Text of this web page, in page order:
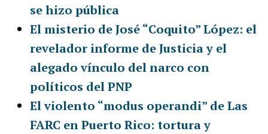
se hizo pública
El misterio de José “Coquito” López: el
revelador informe de Justicia y el
alegado vínculo del narco con
políticos del PNP
El violento “modus operandi” de Las
FARC en Puerto Rico: tortura y